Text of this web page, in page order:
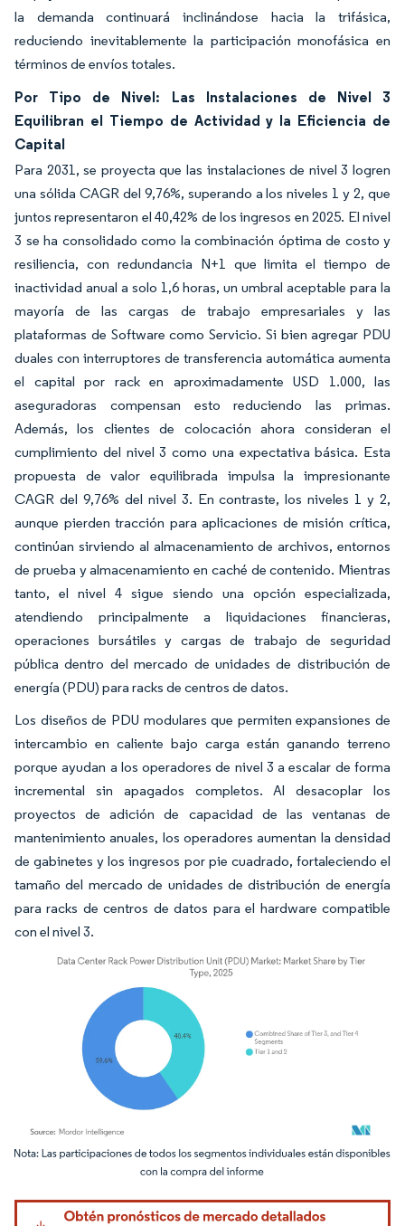
la demanda continuará inclinándose hacia la trifásica,
reduciendo inevitablemente la participación monofásica en
términos de envíos totales.
Por Tipo de Nivel: Las Instalaciones de Nivel 3
Equilibran el Tiempo de Actividad y la Eficiencia de
Capital
Para 2031, se proyecta que las instalaciones de nivel 3 logren
una sólida CAGR del 9,76%, superando a los niveles 1 y 2, que
juntos representaron el 40,42% de los ingresos en 2025. El nivel
3 se ha consolidado como la combinación óptima de costo y
resiliencia, con redundancia N+1 que limita el tiempo de
inactividad anual a solo 1,6 horas, un umbral aceptable para la
mayoría de las cargas de trabajo empresariales y las
plataformas de Software como Servicio. Si bien agregar PDU
duales con interruptores de transferencia automática aumenta
el capital por rack en aproximadamente USD 1.000, las
aseguradoras compensan esto reduciendo las primas.
Además, los clientes de colocación ahora consideran el
cumplimiento del nivel 3 como una expectativa básica. Esta
propuesta de valor equilibrada impulsa la impresionante
CAGR del 9,76% del nivel 3. En contraste, los niveles 1 y 2,
aunque pierden tracción para aplicaciones de misión crítica,
continúan sirviendo al almacenamiento de archivos, entornos
de prueba y almacenamiento en caché de contenido. Mientras
tanto, el nivel 4 sigue siendo una opción especializada,
atendiendo principalmente a liquidaciones financieras,
operaciones bursátiles y cargas de trabajo de seguridad
pública dentro del mercado de unidades de distribución de
energía (PDU) para racks de centros de datos.
Los diseños de PDU modulares que permiten expansiones de
intercambio en caliente bajo carga están ganando terreno
porque ayudan a los operadores de nivel 3 a escalar de forma
incremental sin apagados completos. Al desacoplar los
proyectos de adición de capacidad de las ventanas de
mantenimiento anuales, los operadores aumentan la densidad
de gabinetes y los ingresos por pie cuadrado, fortaleciendo el
tamaño del mercado de unidades de distribución de energía
para racks de centros de datos para el hardware compatible
con el nivel 3.
Imagen © Mordor Intelligence. El uso requiere atribución según CC BY 4.0.